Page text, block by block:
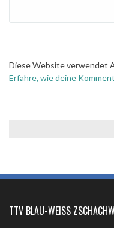
Diese Website verwendet
Erfahre, wie deine
TTV BLAU-WEISS